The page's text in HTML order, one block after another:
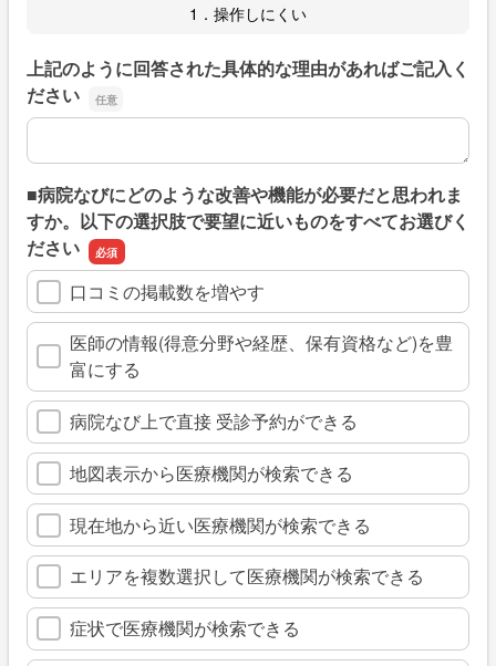
1．操作しにくい
上記のように回答された具体的な理由があればご記入く
ださい
上記のように回答された具体的な理由があればご記入くだ
■病院なびにどのような改善や機能が必要だと思われま
すか。以下の選択肢で要望に近いものをすべてお選びく
ださい
口コミの掲載数を増やす
医師の情報(得意分野や経歴、保有資格など)を豊
富にする
病院なび上で直接 受診予約ができる
地図表示から医療機関が検索できる
現在地から近い医療機関が検索できる
エリアを複数選択して医療機関が検索できる
症状で医療機関が検索できる